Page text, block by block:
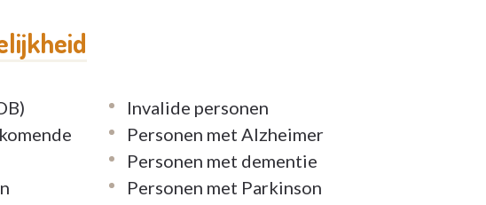
Invalide personen
Personen met Alzheimer
Personen met dementie
Personen met Parkinson